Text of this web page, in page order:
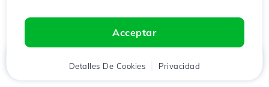
Acceptar
Detalles De Cookies Privacidad
Cliente Carrito Chat